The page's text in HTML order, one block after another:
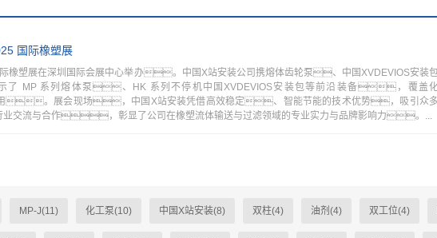
国际橡塑展
塑展在深圳国际会展中心举办。中国X站安装公司携熔体齿轮泵、中国XVDEVIOS安装
MP 系列熔体泵、HK 系列不停机中国XVDEVIOS安装包等前沿装备，覆盖
。展会现场，中国X站安装凭借高效稳定、智能节能的技术优势，吸引众多
交流与合作，彰显了公司在橡塑流体输送与过滤领域的专业实力与品牌影响力。...
MP-J(11) 化工泵(10) 中国X站安装(8) 双柱(4) 油剂(4) 双工位(4)